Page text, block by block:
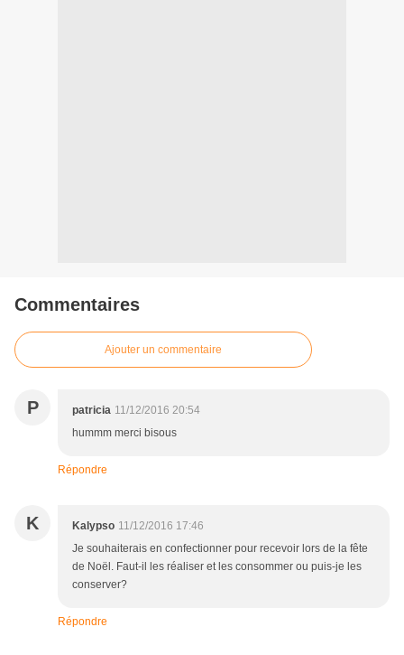
Commentaires
Ajouter un commentaire
P patricia 11/12/2016 20:54
hummm merci bisous
Répondre
K Kalypso 11/12/2016 17:46
Je souhaiterais en confectionner pour recevoir lors de la fête
de Noël. Faut-il les réaliser et les consommer ou puis-je les
conserver?
Répondre